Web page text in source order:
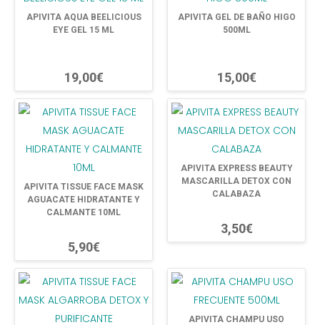
APIVITA AQUA BEELICIOUS
EYE GEL 15 ML
19,00€
APIVITA GEL DE BAÑO HIGO
500ML
15,00€
APIVITA TISSUE FACE MASK
AGUACATE HIDRATANTE Y
CALMANTE 10ML
5,90€
APIVITA EXPRESS BEAUTY
MASCARILLA DETOX CON
CALABAZA
3,50€
APIVITA CHAMPU USO